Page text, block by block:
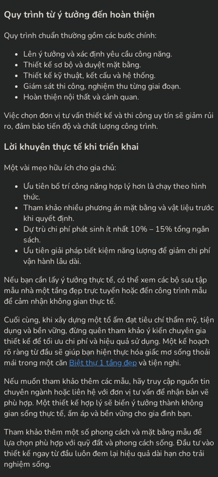
Quy trình từ ý tưởng đến hoàn thiện
Quy trình chuẩn thường gồm các bước chính:
Lên ý tưởng và xác định yêu cầu công năng.
Thiết kế sơ bộ và duyệt mặt bằng.
Thiết kế kỹ thuật, kết cấu và hệ thống.
Giám sát thi công, nghiệm thu từng giai đoạn.
Hoàn thiện nội thất và cảnh quan.
Việc chọn đơn vị tư vấn thiết kế và thi công uy tín sẽ giảm rủi
ro, đảm bảo tiến độ và chất lượng công trình.
Lời khuyên thực tế khi triển khai
Một vài mẹo hữu ích cho gia chủ:
Ưu tiên bố trí công năng hợp lý hơn là chạy theo hình
thức.
Tham khảo nhiều phương án mặt bằng và vật liệu trước
khi quyết định.
Dự trù chi phí phát sinh ít nhất 10% – 15% tổng ngân
sách.
Ưu tiên giải pháp tiết kiệm năng lượng để giảm chi phí
vận hành lâu dài.
Nếu bạn cần lấy ý tưởng thực tế, có thể xem các bộ sưu tập
mẫu nhà một tầng đẹp trực tuyến hoặc đến công trình mẫu
để cảm nhận không gian thực tế.
Cuối cùng, khi xây dựng một tổ ấm đạt tiêu chí thẩm mỹ, tiện
dụng và bền vững, đừng quên tham khảo ý kiến chuyên gia
thiết kế để tối ưu chi phí và hiệu quả sử dụng. Một kế hoạch
rõ ràng từ đầu sẽ giúp bạn hiện thực hóa giấc mơ sống thoải
mái trong một căn Biệt thự 1 tầng đẹpvà tiện nghi.
Nếu muốn tham khảo thêm các mẫu, hãy truy cập nguồn tin
chuyên ngành hoặc liên hệ với đơn vị tư vấn để nhận bản vẽ
phù hợp. Một thiết kế hợp lý sẽ biến ý tưởng thành không
gian sống thực tế, ấm áp và bền vững cho gia đình bạn.
Tham khảo thêm một số phong cách và mặt bằng mẫu để
lựa chọn phù hợp với quỹ đất và phong cách sống. Đầu tư vào
thiết kế ngay từ đầu luôn đem lại hiệu quả dài hạn cho trải
nghiệm sống.